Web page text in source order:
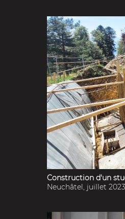
Construction d'un
Neuchâtel, juillet 2023